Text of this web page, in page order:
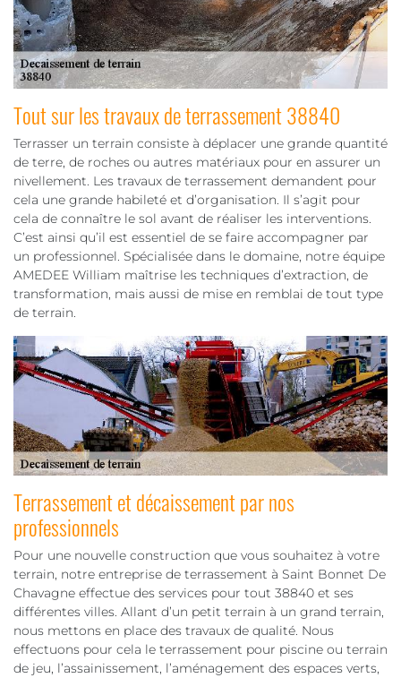
Tout sur les travaux de terrassement 38840
Terrasser un terrain consiste à déplacer une grande quantité
de terre, de roches ou autres matériaux pour en assurer un
nivellement. Les travaux de terrassement demandent pour
cela une grande habileté et d’organisation. Il s’agit pour
cela de connaître le sol avant de réaliser les interventions.
C’est ainsi qu’il est essentiel de se faire accompagner par
un professionnel. Spécialisée dans le domaine, notre équipe
AMEDEE William maîtrise les techniques d’extraction, de
transformation, mais aussi de mise en remblai de tout type
de terrain.
Terrassement et décaissement par nos
professionnels
Pour une nouvelle construction que vous souhaitez à votre
terrain, notre entreprise de terrassement à Saint Bonnet De
Chavagne effectue des services pour tout 38840 et ses
différentes villes. Allant d’un petit terrain à un grand terrain,
nous mettons en place des travaux de qualité. Nous
effectuons pour cela le terrassement pour piscine ou terrain
de jeu, l’assainissement, l’aménagement des espaces verts,